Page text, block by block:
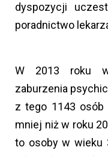
dyspozycji
poradnictwo
W 2013 roku
zaburzenia
z tego 1143 osób
mniej niż w roku
to osoby w wieku